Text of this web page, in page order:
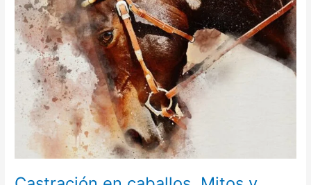
caballos,
Mitos
y
realidades